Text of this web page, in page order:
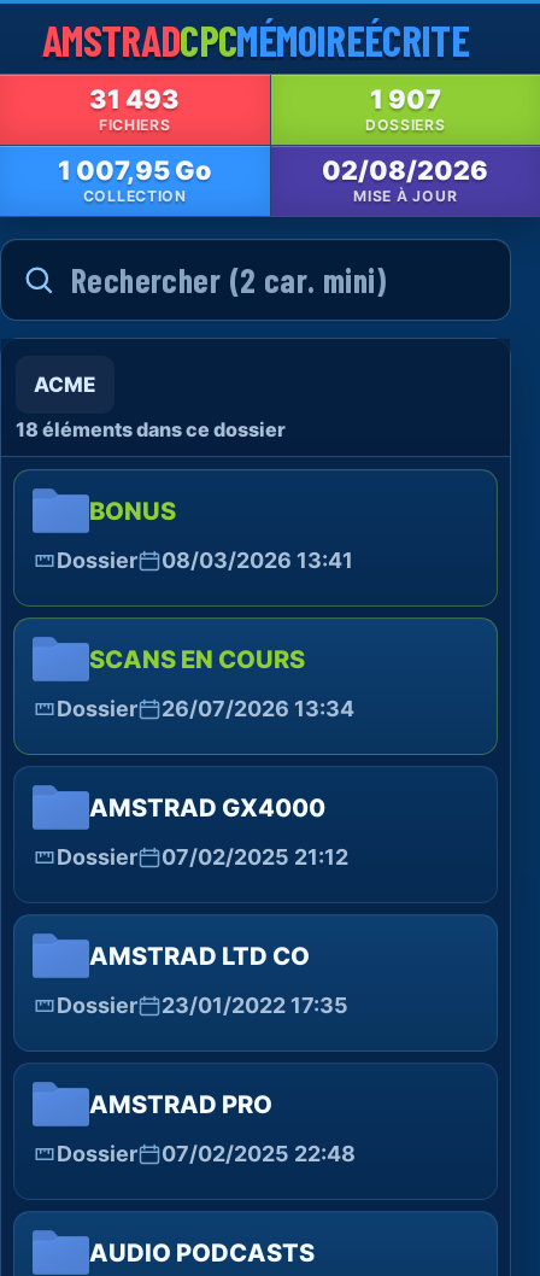
AMSTRADCPCMÉMOIREÉCRITE
31 493
FICHIERS
1 907
DOSSIERS
1 007,95 Go
COLLECTION
02/08/2026
MISE À JOUR
ACME
18 éléments dans ce dossier
BONUS
Dossier 08/03/2026 13:41
SCANS EN COURS
Dossier 26/07/2026 13:34
AMSTRAD GX4000
Dossier 07/02/2025 21:12
AMSTRAD LTD CO
Dossier 23/01/2022 17:35
AMSTRAD PRO
Dossier 07/02/2025 22:48
AUDIO PODCASTS